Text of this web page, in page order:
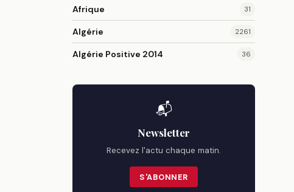
Afrique 31
Algérie 2261
Algérie Positive 2014 36
📬
Newsletter
Recevez l'actu chaque matin.
S'ABONNER